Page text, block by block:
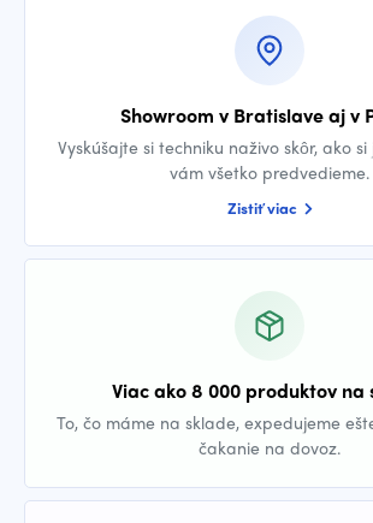
Showroom v Bratislave aj v
Vyskúšajte si techniku naživo skôr, ako
vám všetko predvedieme.
Zistiť viac
Viac ako 8 000 produktov na
To, čo máme na sklade, expedujeme
čakanie na dovoz.